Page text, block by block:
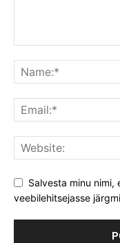
Salvesta minu nimi,
veebilehitsejasse